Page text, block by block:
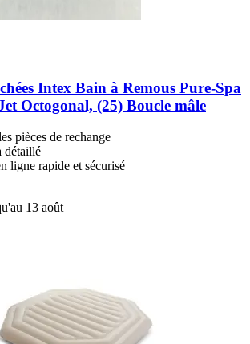
Intex Bain à Remous Pure-​Spa
Octogonal, (25) Boucle mâle
pièces de rechange
détaillé
ligne rapide et sécurisé
13 août